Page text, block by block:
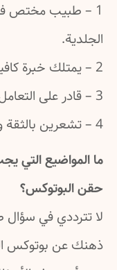
1 – طبيب مختص في
الجلدية.
2 – يمتلك خبرة كافية لإجراء هذا النوع من الإجراءات.
3 – قادر على التعامل مع الاختلاطات المحتملة وتدبيرها.
4 – تشعرين بالثقة والراحة عند التعامل معه.
ما المواضيع التي
حقن البوتوكس؟
لا تترددي في
ذهنك عن بوتوكس